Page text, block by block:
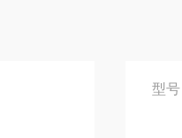
型